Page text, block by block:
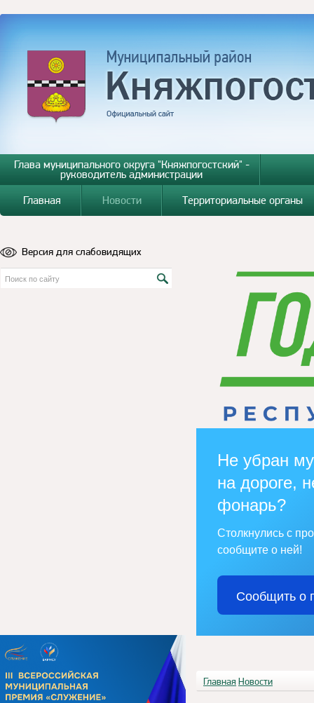
Глава муниципального округа "Княжпогостский" -
руководитель администрации
Главная
Новости Территориальные органы
Версия для слабовидящих
Не убран
на дороге,
фонарь?
Столкнулись с
сообщите о ней!
Сообщить о
Главная Новости